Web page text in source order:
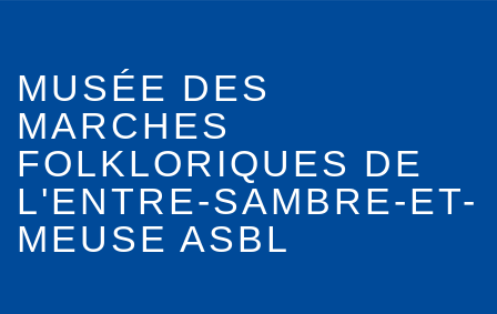
MUSÉE DES
MARCHES
FOLKLORIQUES DE
L'ENTRE-SAMBRE-ET-
MEUSE ASBL